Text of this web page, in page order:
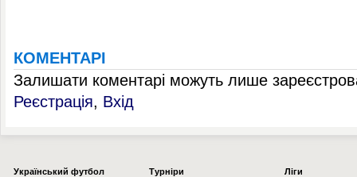
КОМЕНТАРІ
Залишати коментарі можуть лише
Реєстрація, Вхід
Українcький футбол
Турніри
Ліги